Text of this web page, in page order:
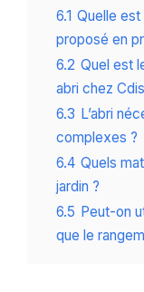
6.1 Quelle est
proposé en
6.2 Quel est
abri chez
6.3 L’abri
complexes ?
6.4 Quels
jardin ?
6.5 Peut-on
que le